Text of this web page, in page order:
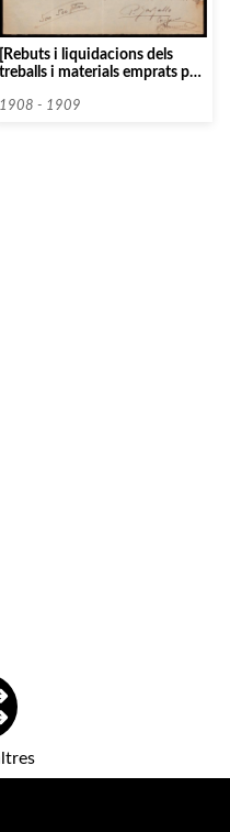
[Rebuts i liquidacions dels
treballs i materials emprats pel
Gargallo Catalán, per a la
1908 - 1909